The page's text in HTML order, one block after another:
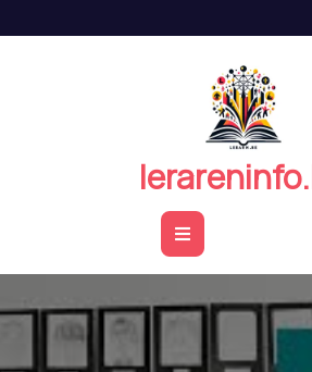
de
Open
Button